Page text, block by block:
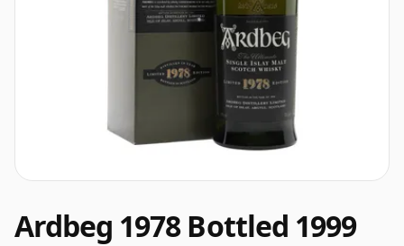
Ardbeg 1978 Bottled 1999